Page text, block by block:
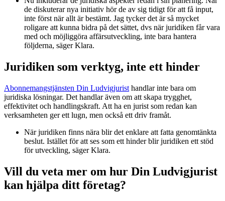
de diskuterar nya initiativ hör de av sig tidigt för att få input,
inte först när allt är bestämt. Jag tycker det är så mycket
roligare att kunna bidra på det sättet, dvs när juridiken får vara
med och möjliggöra affärsutveckling, inte bara hantera
följderna, säger Klara.
Juridiken som verktyg, inte ett hinder
Abonnemangstjänsten Din Ludvigjurist handlar inte bara om
juridiska lösningar. Det handlar även om att skapa trygghet,
effektivitet och handlingskraft. Att ha en jurist som redan kan
verksamheten ger ett lugn, men också ett driv framåt.
När juridiken finns nära blir det enklare att fatta genomtänkta
beslut. Istället för att ses som ett hinder blir juridiken ett stöd
för utveckling, säger Klara.
Vill du veta mer om hur Din Ludvigjurist
kan hjälpa ditt företag?